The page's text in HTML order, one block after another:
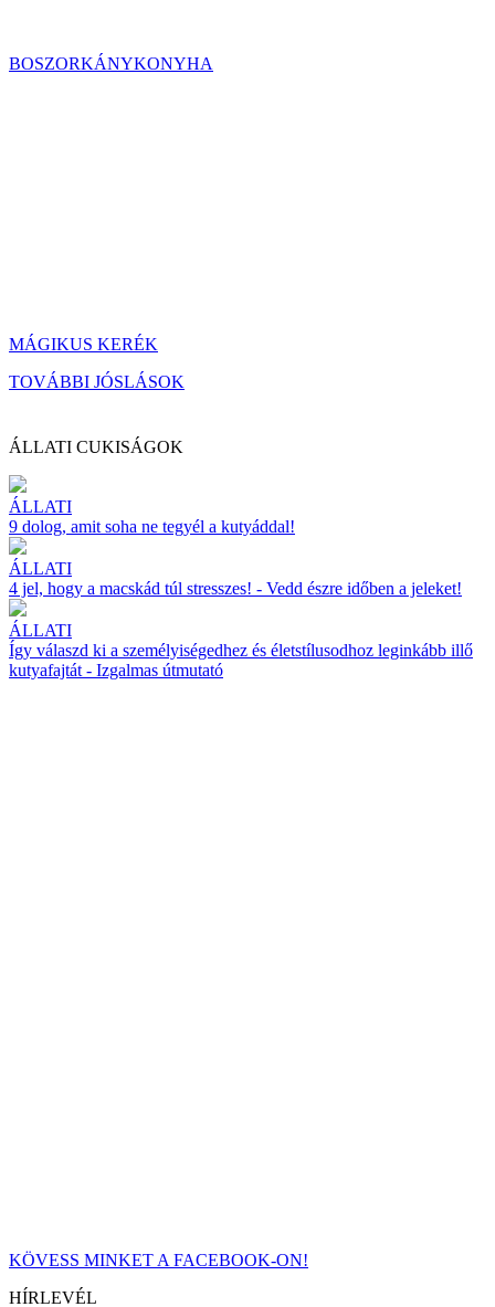
BOSZORKÁNYKONYHA
MÁGIKUS KERÉK
TOVÁBBI JÓSLÁSOK
ÁLLATI CUKISÁGOK
ÁLLATI
9 dolog, amit soha ne tegyél a kutyáddal!
ÁLLATI
4 jel, hogy a macskád túl stresszes! - Vedd észre időben a jeleket!
ÁLLATI
Így válaszd ki a személyiségedhez és életstílusodhoz leginkább illő
kutyafajtát - Izgalmas útmutató
KÖVESS MINKET A FACEBOOK-ON!
HÍRLEVÉL